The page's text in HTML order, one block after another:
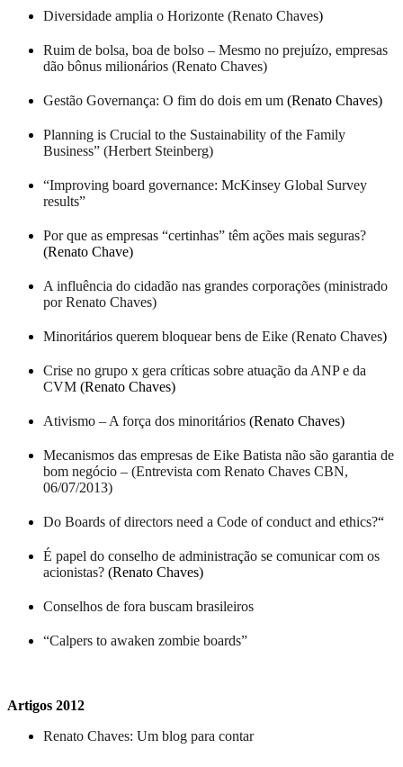
Diversidade amplia o Horizonte (Renato Chaves)
Ruim de bolsa, boa de bolso – Mesmo no prejuízo, empresas
dão bônus milionários (Renato Chaves)
Gestão Governança: O fim do dois em um (Renato Chaves)
Planning is Crucial to the Sustainability of the Family
Business” (Herbert Steinberg)
“Improving board governance: McKinsey Global Survey
results”
Por que as empresas “certinhas” têm ações mais seguras?
(Renato Chave)
A influência do cidadão nas grandes corporações (ministrado
por Renato Chaves)
Minoritários querem bloquear bens de Eike (Renato Chaves)
Crise no grupo x gera críticas sobre atuação da ANP e da
CVM (Renato Chaves)
Ativismo – A força dos minoritários (Renato Chaves)
Mecanismos das empresas de Eike Batista não são garantia de
bom negócio – (Entrevista com Renato Chaves CBN,
06/07/2013)
Do Boards of directors need a Code of conduct and ethics?“
É papel do conselho de administração se comunicar com os
acionistas? (Renato Chaves)
Conselhos de fora buscam brasileiros
“Calpers to awaken zombie boards”
Artigos 2012
Renato Chaves: Um blog para contar